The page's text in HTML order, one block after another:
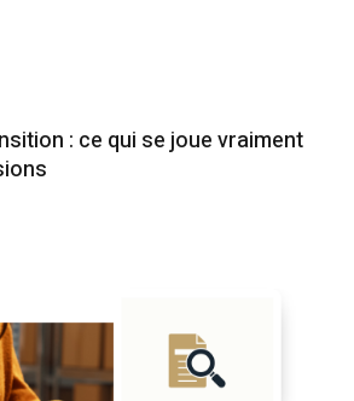
: ce qui se joue vraiment